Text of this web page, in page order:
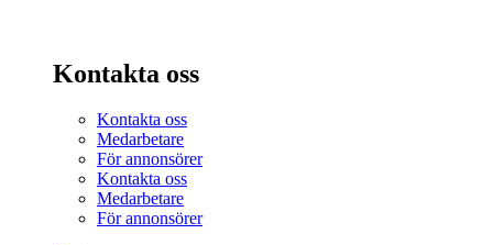
Kontakta oss
Kontakta oss
Medarbetare
För annonsörer
Kontakta oss
Medarbetare
För annonsörer